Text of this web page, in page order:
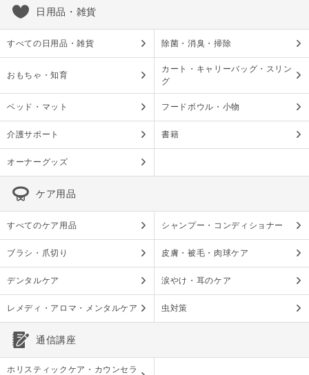
日用品・雑貨
すべての日用品・雑貨 除菌・消臭・掃除
おもちゃ・知育
カート・キャリーバッグ・スリン
グ
ベッド・マット フードボウル・小物
介護サポート 書籍
オーナーグッズ
ケア用品
すべてのケア用品 シャンプー・コンディショナー
ブラシ・爪切り 皮膚・被毛・肉球ケア
デンタルケア 涙やけ・耳のケア
レメディ・アロマ・メンタルケア 虫対策
通信講座
ホリスティックケア・カウンセラ